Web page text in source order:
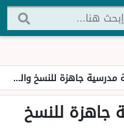
جاهزة للنسخ والطباعة
جاهزة للنسخ